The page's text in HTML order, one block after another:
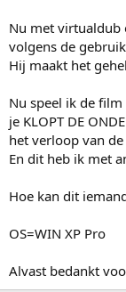
Nu met virtualdub
volgens de
Hij maakt het
Nu speel ik de
je KLOPT DE
het verloop van
En dit heb ik met
Hoe kan dit
OS=WIN XP Pro
Alvast bedankt